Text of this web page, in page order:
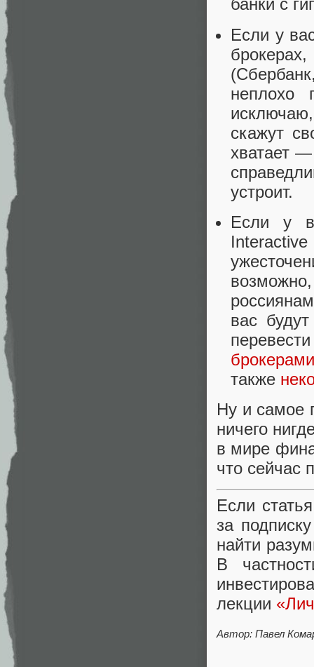
банки с
Если у
неплохо
скажут
хватает
устроит.
Если у
вас
брокерами
также
Ну и самое
ничего
в мире
что сейчас
Если
за
найти
В
лекции
Автор: Павел